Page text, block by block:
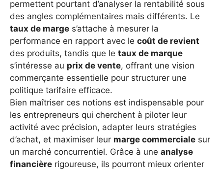
permettent pourtant d’analyser la rentabilité sous
des angles complémentaires mais différents. Le
taux de marge s’attache à mesurer la
performance en rapport avec le coût de revient
des produits, tandis que le taux de marque
s’intéresse au prix de vente, offrant une vision
commerçante essentielle pour structurer une
politique tarifaire efficace.
Bien maîtriser ces notions est indispensable pour
les entrepreneurs qui cherchent à piloter leur
activité avec précision, adapter leurs stratégies
d’achat, et maximiser leur marge commerciale sur
un marché concurrentiel. Grâce à une analyse
financière rigoureuse, ils pourront mieux orienter